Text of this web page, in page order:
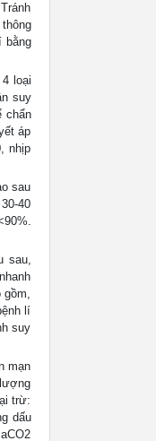
bằng
loại
suy
chẩn
áp
nhịp
sau
40
sau,
gồm,
lí
suy
mạn
trừ:
dấu